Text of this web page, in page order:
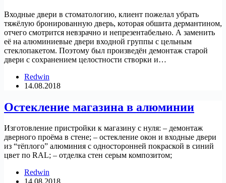
Входные двери в стоматологию, клиент пожелал убрать
тяжёлую бронированную дверь, которая обшита дермантином,
отчего смотрится невзрачно и непрезентабельно. А заменить
её на алюминиевые двери входной группы с цельным
стеклопакетом. Поэтому был произведён демонтаж старой
двери с сохранением целостности створки и…
Redwin
14.08.2018
Остекление магазина в алюминии
Изготовление пристройки к магазину с нуля: – демонтаж
дверного проёма в стене; – остекление окон и входные двери
из “тёплого” алюминия с односторонней покраской в синий
цвет по RAL; – отделка стен серым композитом;
Redwin